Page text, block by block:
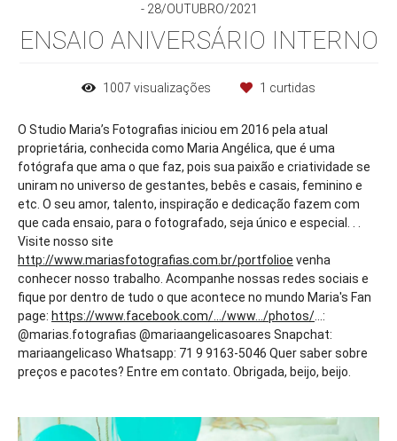
28/OUTUBRO/2021
ENSAIO ANIVERSÁRIO INTERNO
1007 visualizações 1 curtidas
O Studio Maria’s Fotografias iniciou em 2016 pela atual
proprietária, conhecida como Maria Angélica, que é uma
fotógrafa que ama o que faz, pois sua paixão e criatividade se
uniram no universo de gestantes, bebês e casais, feminino e
etc. O seu amor, talento, inspiração e dedicação fazem com
que cada ensaio, para o fotografado, seja único e especial. . .
Visite nosso site
http://www.mariasfotografias.com.br/portfolioe venha
conhecer nosso trabalho. Acompanhe nossas redes sociais e
fique por dentro de tudo o que acontece no mundo Maria's Fan
page: https://www.facebook.com/.../www.../photos/ ...:
@marias.fotografias @mariaangelicasoares Snapchat:
mariaangelicaso Whatsapp: 71 9 9163-5046 Quer saber sobre
preços e pacotes? Entre em contato. Obrigada, beijo, beijo.